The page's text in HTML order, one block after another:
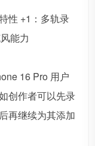
性 +1：多轨录
能力
16 Pro 用户
创作者可以先录
再继续为其添加